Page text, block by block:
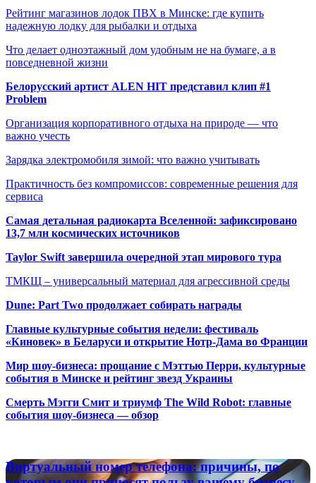
Рейтинг магазинов лодок ПВХ в Минске: где купить
надежную лодку для рыбалки и отдыха
Что делает одноэтажный дом удобным не на бумаге, а в
повседневной жизни
Белорусский артист ALEN HIT представил клип #1
Problem
Организация корпоративного отдыха на природе — что
важно учесть
Зарядка электромобиля зимой: что важно учитывать
Практичность без компромиссов: современные решения для
сервиса
Самая детальная радиокарта Вселенной: зафиксировано
13,7 млн космических источников
Taylor Swift завершила очередной этап мирового тура
ТМКЩ – универсальный материал для агрессивной среды
Dune: Part Two продолжает собирать награды
Главные культурные события недели: фестиваль
«Киновек» в Беларуси и открытие Нотр-Дама во Франции
Мир шоу-бизнеса: прощание с Мэттью Перри, культурные
события в Минске и рейтинг звезд Украины
Смерть Мэгги Смит и триумф The Wild Robot: главные
события шоу-бизнеса — обзор
Виртуальный
номер
Виртуальный номер телефона: причины, по